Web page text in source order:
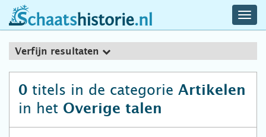
schaatshistorie.nl
Verfijn resultaten
0 titels in de categorie Artikelen
in het Overige talen